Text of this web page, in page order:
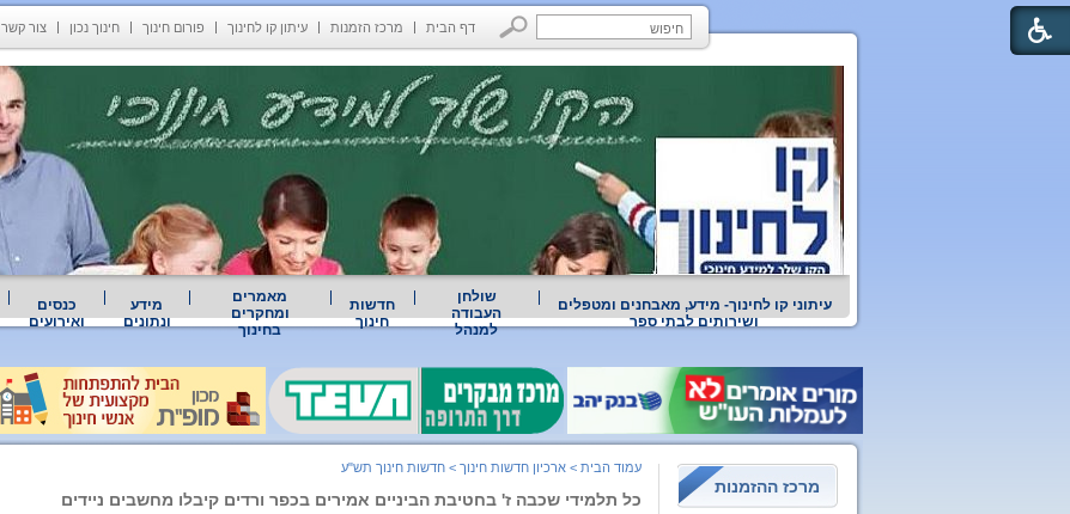
דף הבית מרכז הזמנות עיתון קו לחינוך פורום חינוך חינוך נכון צור קשר
עיתוני קו לחינוך- מידע, מאבחנים ומטפלים
ושירותים לבתי ספר
שולחן
העבודה
למנהל
חדשות
חינוך
מאמרים
ומחקרים
בחינוך
מידע
ונתונים
כנסים
ואירועים
מרכז ההזמנות
עמוד הבית > ארכיון חדשות חינוך > חדשות חינוך תש"ע
כל תלמידי שכבה ז' בחטיבת הביניים אמירים בכפר ורדים קיבלו מחשבים ניידים